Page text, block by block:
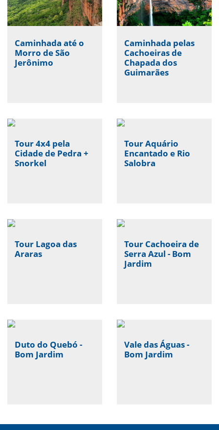
Caminhada até o
Morro de São
Jerônimo
Caminhada pelas
Cachoeiras de
Chapada dos
Guimarães
Tour 4x4 pela
Cidade de Pedra +
Snorkel
Tour Aquário
Encantado e Rio
Salobra
Tour Lagoa das
Araras
Tour Cachoeira de
Serra Azul - Bom
Jardim
Duto do Quebó -
Bom Jardim
Vale das Águas -
Bom Jardim